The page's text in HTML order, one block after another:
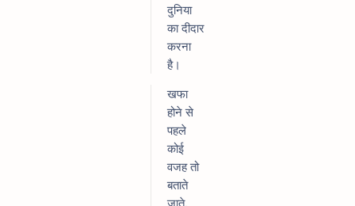
दुनिया
का दीदार
करना
है।
खफा
होने से
पहले
कोई
वजह तो
बताते